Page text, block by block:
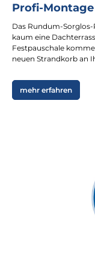
Profi-Montage
Das Rundum-
kaum eine
Festpauschale
neuen Strandkorb an
mehr erfahren